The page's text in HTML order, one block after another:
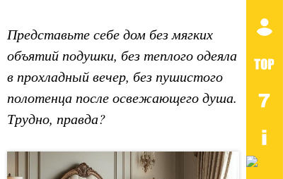
Представьте себе дом без мягких
объятий подушки, без теплого одеяла
в прохладный вечер, без пушистого
полотенца после освежающего душа.
Трудно, правда?